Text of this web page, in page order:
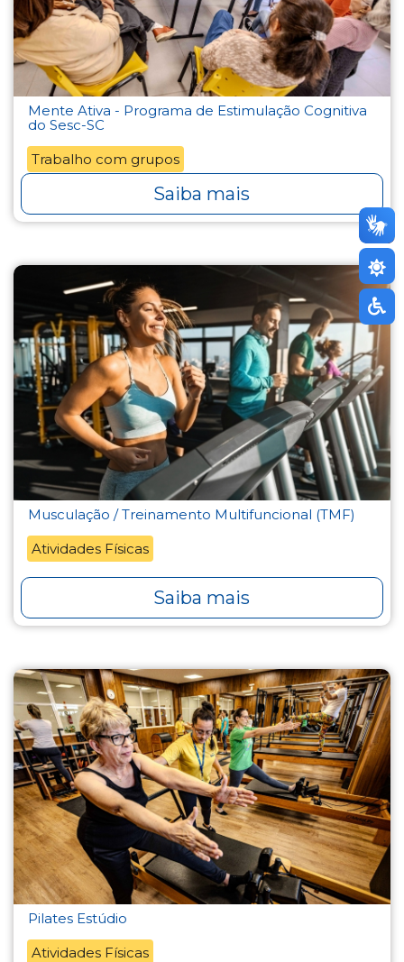
Mente Ativa - Programa de Estimulação Cognitiva
do Sesc-SC
Trabalho com grupos
Saiba mais
Musculação / Treinamento Multifuncional (TMF)
Atividades Físicas
Saiba mais
Pilates Estúdio
Atividades Físicas